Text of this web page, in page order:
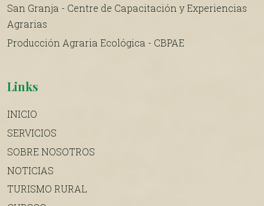
San Granja - Centre de Capacitación y Experiencias
Agrarias
Producción Agraria Ecológica - CBPAE
Links
INICIO
SERVICIOS
SOBRE NOSOTROS
NOTICIAS
TURISMO RURAL